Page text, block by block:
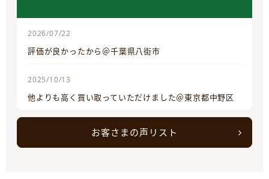
2026/07/22
評価が良かったから＠千葉県八街市
2025/10/13
他よりも高く買い取っていただけました＠東京都中野区
お客さまの声リスト